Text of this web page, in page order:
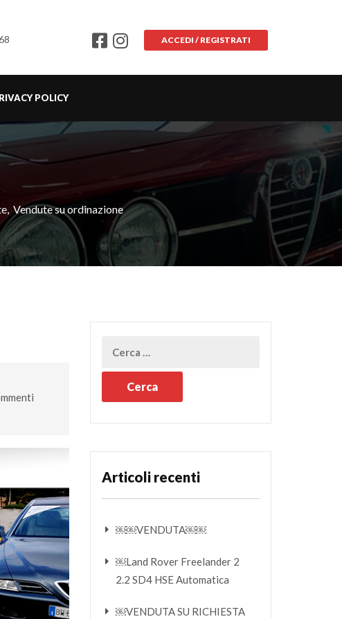
ACCEDI / REGISTRATI
POLICY
, Vendute su ordinazione
Articoli recenti
￼￼VENDUTA￼￼
￼Land Rover Freelander 2
2.2 SD4 HSE Automatica
￼VENDUTA SU RICHIESTA